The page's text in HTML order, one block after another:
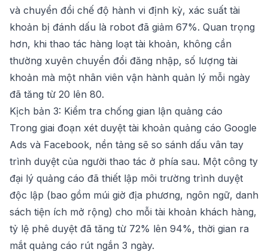
và chuyển đổi chế độ hành vi định kỳ, xác suất tài
khoản bị đánh dấu là robot đã giảm 67%. Quan trọng
hơn, khi thao tác hàng loạt tài khoản, không cần
thường xuyên chuyển đổi đăng nhập, số lượng tài
khoản mà một nhân viên vận hành quản lý mỗi ngày
đã tăng từ 20 lên 80.
Kịch bản 3: Kiểm tra chống gian lận quảng cáo
Trong giai đoạn xét duyệt tài khoản quảng cáo Google
Ads và Facebook, nền tảng sẽ so sánh dấu vân tay
trình duyệt của người thao tác ở phía sau. Một công ty
đại lý quảng cáo đã thiết lập môi trường trình duyệt
độc lập (bao gồm múi giờ địa phương, ngôn ngữ, danh
sách tiện ích mở rộng) cho mỗi tài khoản khách hàng,
tỷ lệ phê duyệt đã tăng từ 72% lên 94%, thời gian ra
mắt quảng cáo rút ngắn 3 ngày.